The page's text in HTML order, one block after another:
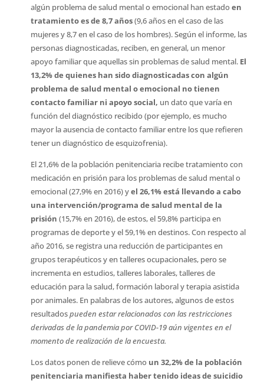
algún problema de salud mental o emocional han estadoen
tratamiento es de 8,7 años(9,6 años en el caso de las
mujeres y 8,7 en el caso de los hombres). Según el informe, las
personas diagnosticadas, reciben, en general, un menor
apoyo familiar que aquellas sin problemas de salud mental. El
13,2% de quienes han sido diagnosticadas con algún
problema de salud mental o emocional no tienen
contacto familiar ni apoyo social, un dato que varía en
función del diagnóstico recibido (por ejemplo, es mucho
mayor la ausencia de contacto familiar entre los que refieren
tener un diagnóstico de esquizofrenia).
El 21,6% de la población penitenciaria recibe tratamiento con
medicación en prisión para los problemas de salud mental o
emocional (27,9% en 2016) yel 26,1% está llevando a cabo
una intervención/programa de salud mental de la
prisión (15,7% en 2016), de estos, el 59,8% participa en
programas de deporte y el 59,1% en destinos. Con respecto al
año 2016, se registra una reducción de participantes en
grupos terapéuticos y en talleres ocupacionales, pero se
incrementa en estudios, talleres laborales, talleres de
educación para la salud, formación laboral y terapia asistida
por animales. En palabras de los autores, algunos de estos
resultadospueden estar relacionados con las restricciones
derivadas de la pandemia por COVID-19 aún vigentes en el
momento de realización de la encuesta.
Los datos ponen de relieve cómo un 32,2% de la población
penitenciaria manifiesta haber tenido ideas de suicidio